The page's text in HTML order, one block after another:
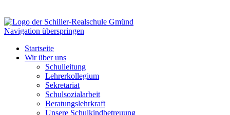
Navigation überspringen
Startseite
Wir über uns
Schulleitung
Lehrerkollegium
Sekretariat
Schulsozialarbeit
Beratungslehrkraft
Unsere Schulkindbetreuung